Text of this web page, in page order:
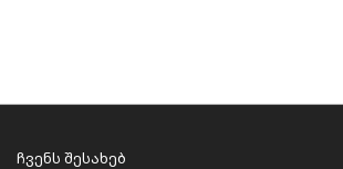
ჩვენს შესახებ